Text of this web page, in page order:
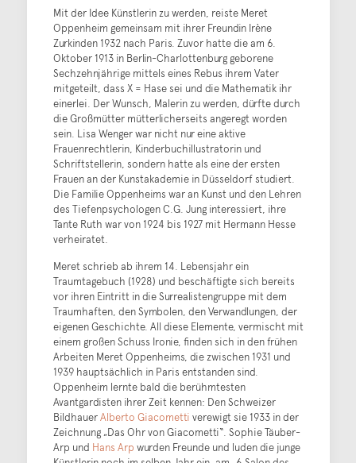
Mit der Idee Künstlerin zu werden, reiste Meret
Oppenheim gemeinsam mit ihrer Freundin Irène
Zurkinden 1932 nach Paris. Zuvor hatte die am 6.
Oktober 1913 in Berlin-Charlottenburg geborene
Sechzehnjährige mittels eines Rebus ihrem Vater
mitgeteilt, dass X = Hase sei und die Mathematik ihr
einerlei. Der Wunsch, Malerin zu werden, dürfte durch
die Großmütter mütterlicherseits angeregt worden
sein. Lisa Wenger war nicht nur eine aktive
Frauenrechtlerin, Kinderbuchillustratorin und
Schriftstellerin, sondern hatte als eine der ersten
Frauen an der Kunstakademie in Düsseldorf studiert.
Die Familie Oppenheims war an Kunst und den Lehren
des Tiefenpsychologen C.G. Jung interessiert, ihre
Tante Ruth war von 1924 bis 1927 mit Hermann Hesse
verheiratet.
Meret schrieb ab ihrem 14. Lebensjahr ein
Traumtagebuch (1928) und beschäftigte sich bereits
vor ihren Eintritt in die Surrealistengruppe mit dem
Traumhaften, den Symbolen, den Verwandlungen, der
eigenen Geschichte. All diese Elemente, vermischt mit
einem großen Schuss Ironie, finden sich in den frühen
Arbeiten Meret Oppenheims, die zwischen 1931 und
1939 hauptsächlich in Paris entstanden sind.
Oppenheim lernte bald die berühmtesten
Avantgardisten ihrer Zeit kennen: Den Schweizer
BildhauerAlberto Giacometti verewigt sie 1933 in der
Zeichnung „Das Ohr von Giacometti“. Sophie Täuber-
Arp und Hans Arp wurden Freunde und luden die junge